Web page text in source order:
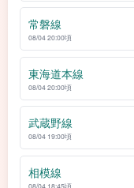
常磐線
08/04 20:00頃
東海道本線
08/04 20:00頃
武蔵野線
08/04 19:00頃
相模線
08/04 18:45頃